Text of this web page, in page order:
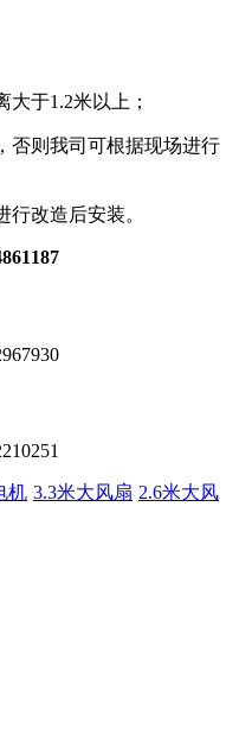
于1.2米以上；
否则我司可根据现场进行
改造后安装。
机 3.3米大风扇 2.6米大风